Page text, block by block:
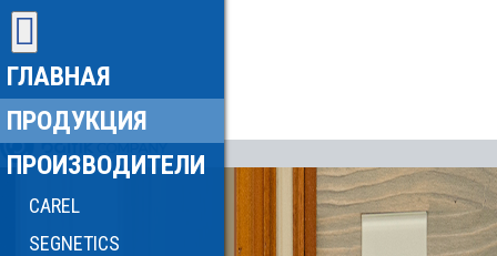
ГЛАВНАЯ
ПРОДУКЦИЯ
ПРОИЗВОДИТЕЛИ
CAREL
SEGNETICS